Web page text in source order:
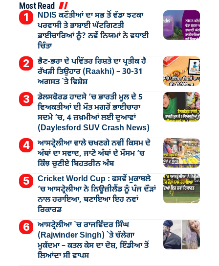
Most Read
NDIS ਕਟੌਤੀਆਂ ਦਾ ਸਭ ਤੋਂ ਵੱਡਾ ਝਟਕਾ
ਪਰਵਾਸੀ ਤੇ ਭਾਸ਼ਾਈ ਘੱਟਗਿਣਤੀ
ਭਾਈਚਾਰਿਆਂ ਨੂੰ? ਨਵੇਂ ਨਿਯਮਾਂ ਨੇ ਵਧਾਈ
ਚਿੰਤਾ
ਭੈਣ-ਭਰਾ ਦੇ ਪਵਿੱਤਰ ਰਿਸ਼ਤੇ ਦਾ ਪ੍ਰਤੀਕ ਹੈ
ਰੱਖੜੀ ਤਿਉਹਾਰ (Raakhi) – 30-31
ਅਗਸਤ `ਤੇ ਵਿਸ਼ੇਸ਼
ਡੇਲਸਫੋਰਡ ਹਾਦਸੇ ’ਚ ਭਾਰਤੀ ਮੂਲ ਦੇ 5
ਵਿਅਕਤੀਆਂ ਦੀ ਮੌਤ ਮਗਰੋਂ ਭਾਈਚਾਰਾ
ਸਦਮੇ ’ਚ, 4 ਜ਼ਖ਼ਮੀਆਂ ਲਈ ਦੁਆਵਾਂ
(Daylesford SUV Crash News)
ਆਸਟ੍ਰੇਲੀਆ ਵਾਲੇ ਚਖਣਗੇ ਨਵੀਂ ਕਿਸਮ ਦੇ
ਅੰਬਾਂ ਦਾ ਸਵਾਦ, ਜਾਣੋ ਅੰਬਾਂ ਦੇ ਮੌਸਮ ’ਚ
ਕਿੰਝ ਚੁਣੀਏ ਬਿਹਤਰੀਨ ਅੰਬ
Cricket World Cup : ਫਸਵੇਂ ਮੁਕਾਬਲੇ
’ਚ ਆਸਟ੍ਰੇਲੀਆ ਨੇ ਨਿਊਜ਼ੀਲੈਂਡ ਨੂੰ ਪੰਜ ਦੌੜਾਂ
ਨਾਲ ਹਰਾਇਆ, ਬਣਾਇਆ ਇਹ ਨਵਾਂ
ਰਿਕਾਰਡ
ਆਸਟ੍ਰੇਲੀਆ `ਚ ਰਾਜਵਿੰਦਰ ਸਿੰਘ
(Rajwinder Singh) `ਤੇ ਚੱਲੇਗਾ
ਮੁੁਕੱਦਮਾ – ਕਤਲ ਕੇਸ ਦਾ ਦੋਸ਼, ਇੰਡੀਆ ਤੋਂ
ਲਿਆਂਦਾ ਸੀ ਵਾਪਸ